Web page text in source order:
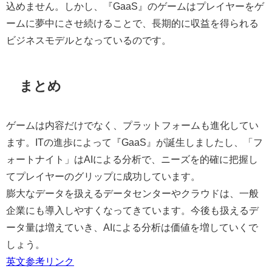
込めません。しかし、『GaaS』のゲームはプレイヤーをゲ
ームに夢中にさせ続けることで、長期的に収益を得られる
ビジネスモデルとなっているのです。
まとめ
ゲームは内容だけでなく、プラットフォームも進化してい
ます。ITの進歩によって『GaaS』が誕生しましたし、「フ
ォートナイト」はAIによる分析で、ニーズを的確に把握し
てプレイヤーのグリップに成功しています。
膨大なデータを扱えるデータセンターやクラウドは、一般
企業にも導入しやすくなってきています。今後も扱えるデ
ータ量は増えていき、AIによる分析は価値を増していくで
しょう。
英文参考リンク